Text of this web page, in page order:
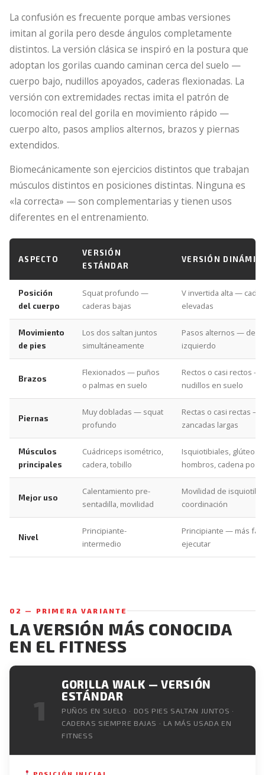
La confusión es frecuente porque ambas versiones
imitan al gorila pero desde ángulos completamente
distintos. La versión clásica se inspiró en la postura que
adoptan los gorilas cuando caminan cerca del suelo —
cuerpo bajo, nudillos apoyados, caderas flexionadas. La
versión con extremidades rectas imita el patrón de
locomoción real del gorila en movimiento rápido —
cuerpo alto, pasos amplios alternos, brazos y piernas
extendidos.
Biomecánicamente son ejercicios distintos que trabajan
músculos distintos en posiciones distintas. Ninguna es
«la correcta» — son complementarias y tienen usos
diferentes en el entrenamiento.
ASPECTO
VERSIÓN
ESTÁNDAR
VERSIÓN
Posición
del cuerpo
Squat profundo —
caderas bajas
V invertida alta —
elevadas
Movimiento
de pies
Los dos saltan juntos
simultáneamente
Pasos alternos —
izquierdo
Brazos
Flexionados — puños
o palmas en suelo
Rectos o casi rectos —
nudillos en suelo
Piernas
Muy dobladas — squat
profundo
Rectas o casi rectas —
zancadas largas
Músculos
principales
Cuádriceps isométrico,
cadera, tobillo
Isquiotibiales, glúteos,
hombros, cadena
Mejor uso
Calentamiento pre-
sentadilla, movilidad
Movilidad de
coordinación
Nivel
Principiante-
intermedio
Principiante — más
ejecutar
02 — PRIMERA VARIANTE
LA VERSIÓN MÁS CONOCIDA
EN EL FITNESS
1
GORILLA WALK — VERSIÓN
ESTÁNDAR
PUÑOS EN SUELO · DOS PIES SALTAN JUNTOS ·
CADERAS SIEMPRE BAJAS · LA MÁS USADA EN
FITNESS